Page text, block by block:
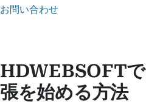
お問い合わせ
HDWEBSOFT
張を始める方法